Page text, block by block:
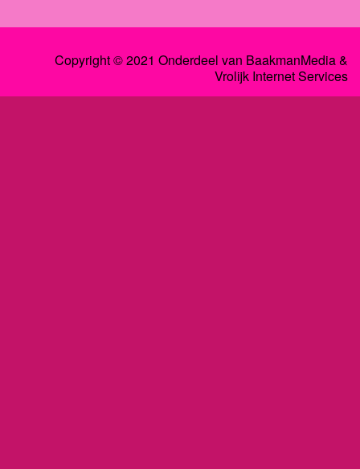
Copyright © 2021 Onderdeel van BaakmanMedia&
Vrolijk Internet Services